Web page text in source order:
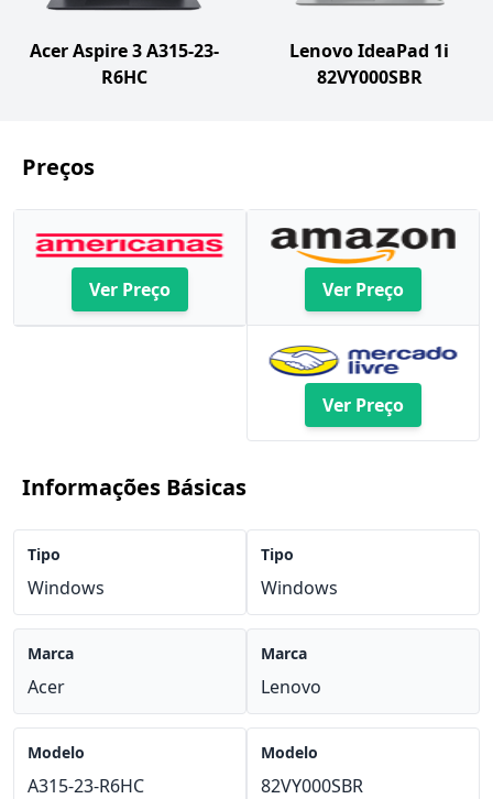
Acer Aspire 3 A315-23-
R6HC
Lenovo IdeaPad 1i
82VY000SBR
Preços
Ver Preço Ver Preço
Ver Preço
Informações Básicas
Tipo
Windows
Marca
Acer
Modelo
A315-23-R6HC
Tipo
Windows
Marca
Lenovo
Modelo
82VY000SBR